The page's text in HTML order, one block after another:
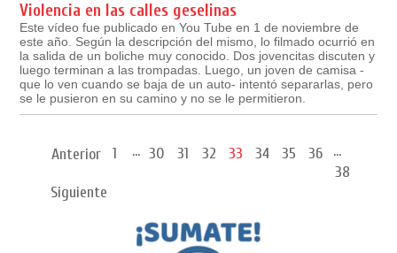
Violencia en las calles geselinas
Este vídeo fue publicado en You Tube en 1 de noviembre de
este año. Según la descripción del mismo, lo filmado ocurrió en
la salida de un boliche muy conocido. Dos jovencitas discuten y
luego terminan a las trompadas. Luego, un joven de camisa -
que lo ven cuando se baja de un auto- intentó separarlas, pero
se le pusieron en su camino y no se le permitieron.
Anterior 1 ... 30 31 32 33 34 35 36
...
38
Siguiente